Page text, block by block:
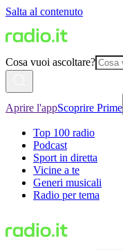
Salta al contenuto
Cosa vuoi ascoltare?
Aprire l'appScoprire Prime
Top 100 radio
Podcast
Sport in diretta
Vicine a te
Generi musicali
Radio per tema